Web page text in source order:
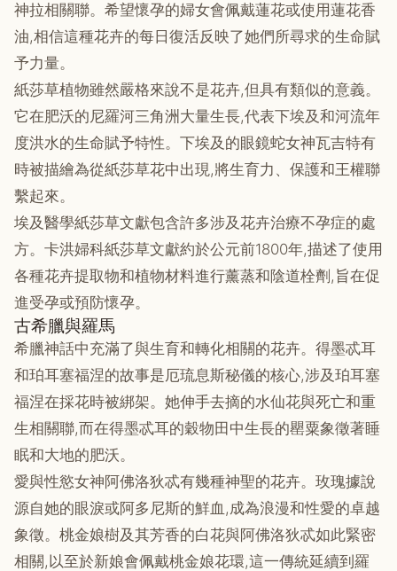
神拉相關聯。希望懷孕的婦女會佩戴蓮花或使用蓮花香
油,相信這種花卉的每日復活反映了她們所尋求的生命賦
予力量。
紙莎草植物雖然嚴格來說不是花卉,但具有類似的意義。
它在肥沃的尼羅河三角洲大量生長,代表下埃及和河流年
度洪水的生命賦予特性。下埃及的眼鏡蛇女神瓦吉特有
時被描繪為從紙莎草花中出現,將生育力、保護和王權聯
繫起來。
埃及醫學紙莎草文獻包含許多涉及花卉治療不孕症的處
方。卡洪婦科紙莎草文獻約於公元前1800年,描述了使用
各種花卉提取物和植物材料進行薰蒸和陰道栓劑,旨在促
進受孕或預防懷孕。
古希臘與羅馬
希臘神話中充滿了與生育和轉化相關的花卉。得墨忒耳
和珀耳塞福涅的故事是厄琉息斯秘儀的核心,涉及珀耳塞
福涅在採花時被綁架。她伸手去摘的水仙花與死亡和重
生相關聯,而在得墨忒耳的穀物田中生長的罌粟象徵著睡
眠和大地的肥沃。
愛與性慾女神阿佛洛狄忒有幾種神聖的花卉。玫瑰據說
源自她的眼淚或阿多尼斯的鮮血,成為浪漫和性愛的卓越
象徵。桃金娘樹及其芳香的白花與阿佛洛狄忒如此緊密
相關,以至於新娘會佩戴桃金娘花環,這一傳統延續到羅